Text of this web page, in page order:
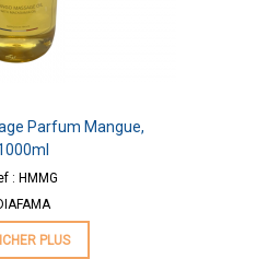
Parfum Mangue,
: HMMG
PLUS